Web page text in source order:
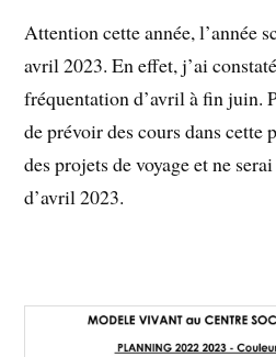
Attention cette année, l’année
avril 2023. En effet, j’ai
fréquentation d’avril à fin juin.
de prévoir des cours dans cette
des projets de voyage et ne
d’avril 2023.